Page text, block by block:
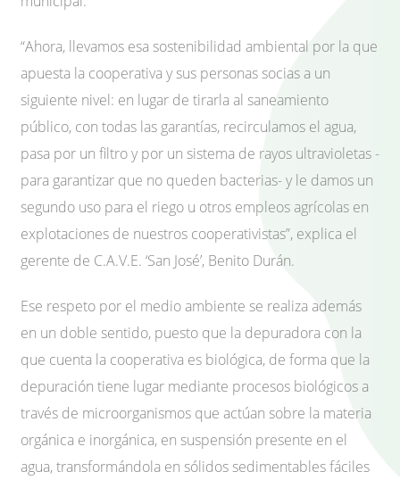
“Ahora, llevamos esa sostenibilidad ambiental por la que
apuesta la cooperativa y sus personas socias a un
siguiente nivel: en lugar de tirarla al saneamiento
público, con todas las garantías, recirculamos el agua,
pasa por un filtro y por un sistema de rayos ultravioletas -
para garantizar que no queden bacterias- y le damos un
segundo uso para el riego u otros empleos agrícolas en
explotaciones de nuestros cooperativistas”, explica el
gerente de C.A.V.E. ‘San José’, Benito Durán.
Ese respeto por el medio ambiente se realiza además
en un doble sentido, puesto que la depuradora con la
que cuenta la cooperativa es biológica, de forma que la
depuración tiene lugar mediante procesos biológicos a
través de microorganismos que actúan sobre la materia
orgánica e inorgánica, en suspensión presente en el
agua, transformándola en sólidos sedimentables fáciles